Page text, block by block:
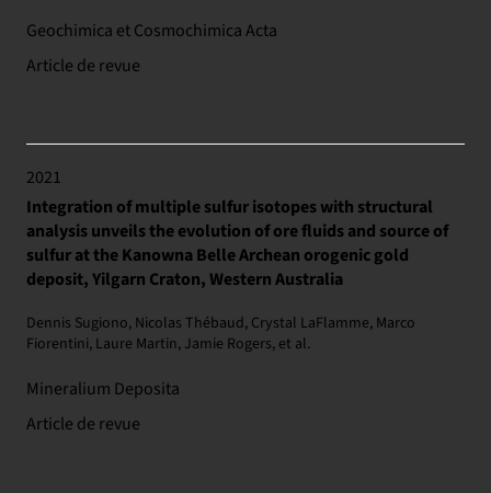
Geochimica et Cosmochimica Acta
Article de revue
2021
Integration of multiple sulfur isotopes with structural
analysis unveils the evolution of ore fluids and source of
sulfur at the Kanowna Belle Archean orogenic gold
deposit, Yilgarn Craton, Western Australia
Dennis Sugiono, Nicolas Thébaud, Crystal LaFlamme, Marco
Fiorentini, Laure Martin, Jamie Rogers, et al.
Mineralium Deposita
Article de revue